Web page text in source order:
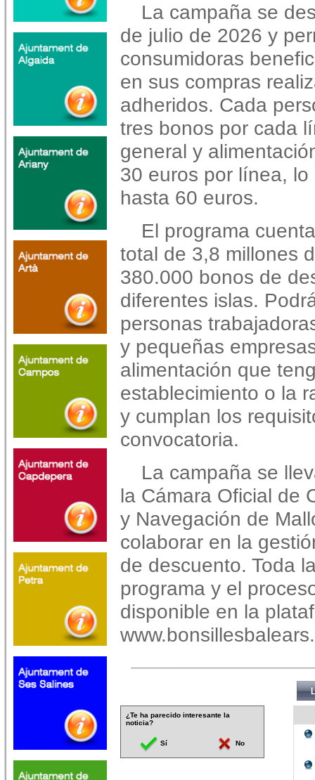
La campaña se
de julio de 2026 y
consumidoras
en sus compras
adheridos. Cada
tres bonos por cada
general y
30 euros por línea,
hasta 60 euros.
El programa
total de 3,8 millones
380.000 bonos de
diferentes islas.
personas
y pequeñas
alimentación que
establecimiento o la
y cumplan los
convocatoria.
La campaña se
la Cámara Oficial de
y Navegación de
colaborar en la
de descuento. Toda
programa y el
disponible en la
¿Te ha parecido interesante la
noticia?
Sí No